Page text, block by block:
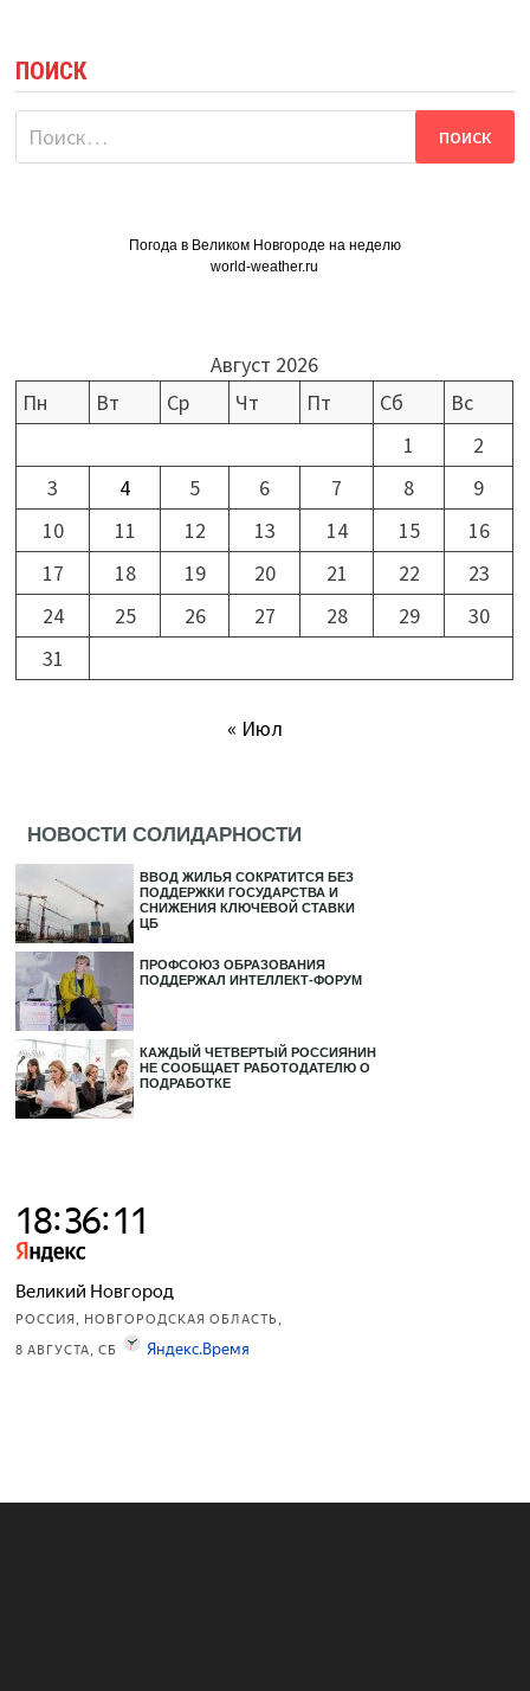
ПОИСК
Найти:
Погода в Великом Новгороде на неделю
world-weather.ru
Август 2026
Пн
Вт Ср Чт Пт Сб
Вс
1
2
3
4 5 6 7 8
9
10
11 12 13 14 15
16
17
18 19 20 21 22
23
24
25 26 27 28 29
30
31
« Июл
НОВОСТИ СОЛИДАРНОСТИ
ВВОД ЖИЛЬЯ СОКРАТИТСЯ БЕЗ
ПОДДЕРЖКИ ГОСУДАРСТВА И
СНИЖЕНИЯ КЛЮЧЕВОЙ СТАВКИ
ЦБ
ПРОФСОЮЗ ОБРАЗОВАНИЯ
ПОДДЕРЖАЛ ИНТЕЛЛЕКТ-ФОРУМ
КАЖДЫЙ ЧЕТВЕРТЫЙ РОССИЯНИН
НЕ СООБЩАЕТ РАБОТОДАТЕЛЮ О
ПОДРАБОТКЕ